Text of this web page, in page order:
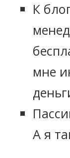
К
мне
А я